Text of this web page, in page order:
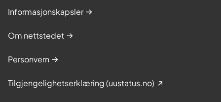
Informasjonskapsler
Om nettstedet
Personvern
Tilgjengelighetserklæring (uustatus.no)